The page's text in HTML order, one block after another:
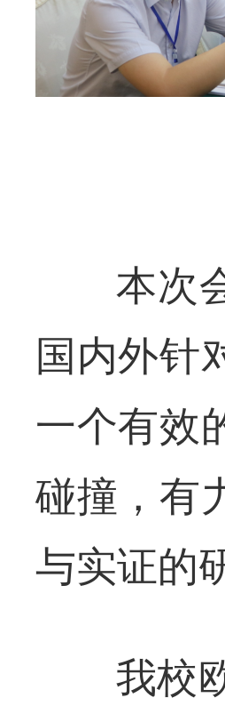
本次
国内外针
一个有效
碰撞，有
与实证的
我校